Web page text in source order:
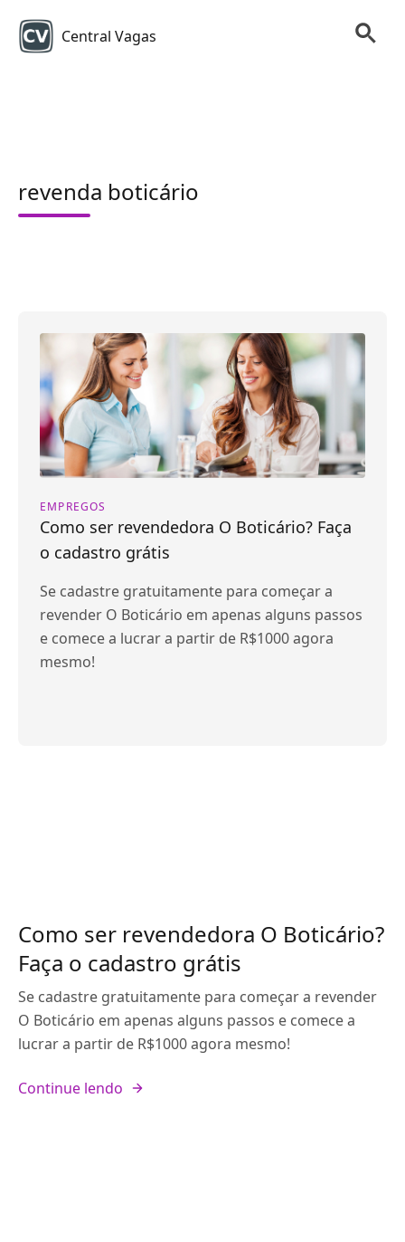
Central Vagas
revenda boticário
EMPREGOS
Como ser revendedora O Boticário? Faça
o cadastro grátis
Se cadastre gratuitamente para começar a
revender O Boticário em apenas alguns passos
e comece a lucrar a partir de R$1000 agora
mesmo!
Como ser revendedora O Boticário?
Faça o cadastro grátis
Se cadastre gratuitamente para começar a revender
O Boticário em apenas alguns passos e comece a
lucrar a partir de R$1000 agora mesmo!
Continue lendo